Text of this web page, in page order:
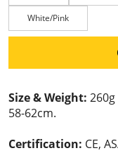
White/Pink
Size & Weight:
58-62cm.
Certification: CE,